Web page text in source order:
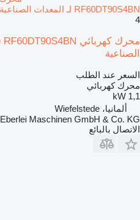
RF60DT90S4BN لـ المعدات الصناعية
4
الصناعية
السعر عند الطلب
محرك كهربائي
1,1 kW
ألمانيا، Wiefelstede
Eberlei Maschinen GmbH & Co. KG
الاتصال بالبائع